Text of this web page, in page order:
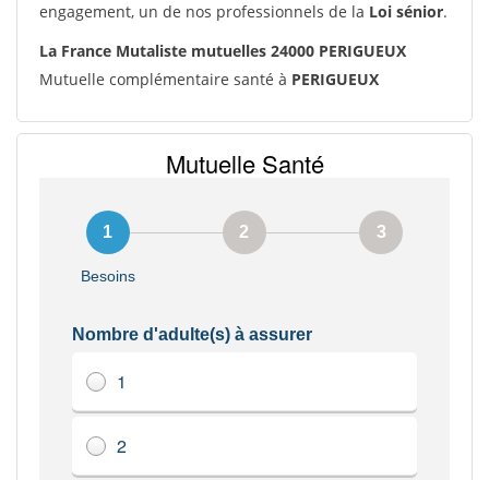
engagement, un de nos professionnels de la Loi sénior.
La France Mutaliste mutuelles 24000 PERIGUEUX
Mutuelle complémentaire santé à PERIGUEUX